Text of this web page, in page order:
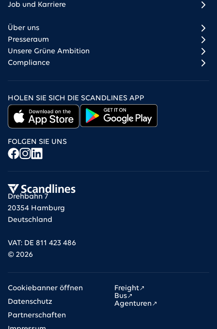
Drehbahn 7
20354 Hamburg
Deutschland
VAT: DE 811 423 486
© 2026
Job und Karriere
Über uns
Presseraum
Unsere Grüne Ambition
Compliance
HOLEN SIE SICH DIE SCANDLINES APP
FOLGEN SIE UNS
Freight
Bus
Agenturen
Cookiebanner öffnen
Datenschutz
Partnerschaften